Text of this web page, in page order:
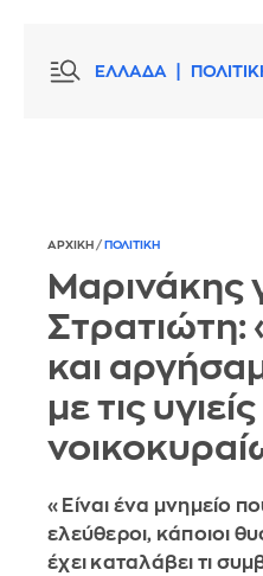
ΕΛΛΑΔΑ
ΑΡΧΙΚΗ / ΠΟΛΙΤΙΚΗ
Μαρινάκης
Στρατιώτη:
και
με τις
«Είναι ένα μνημείο
ελεύθεροι, κάποιοι
έχει καταλάβει τι